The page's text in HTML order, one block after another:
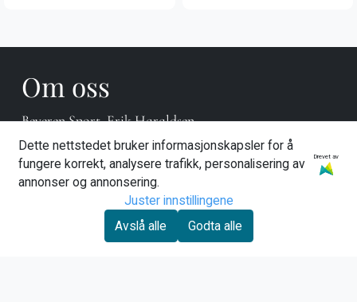
Om oss
Beveren Sport, Erik Haraldsen
Hovengvegen 18
3614 Kongsberg
Org. nr. 958869355
Dette nettstedet bruker informasjonskapsler for å
fungere korrekt, analysere trafikk, personalisering av
annonser og annonsering.
Drevet av
Juster innstillingene
Avslå alle
Godta alle